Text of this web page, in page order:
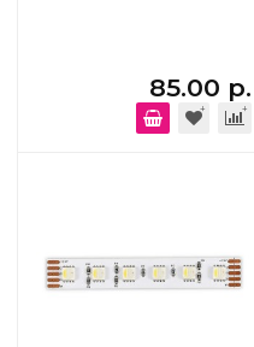
85.00 р.